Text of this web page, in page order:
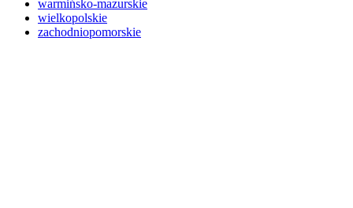
warmińsko-mazurskie
wielkopolskie
zachodniopomorskie